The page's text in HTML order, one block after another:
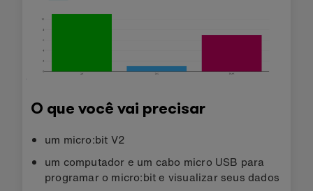
O que você vai precisar
um micro:bit V2
um computador e um cabo micro USB para
programar o micro:bit e visualizar seus dados